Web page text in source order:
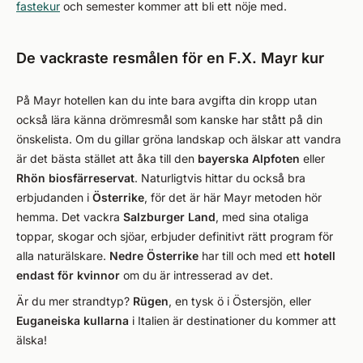
fastekur och semester kommer att bli ett nöje med.
De vackraste resmålen för en F.X. Mayr kur
På Mayr hotellen kan du inte bara avgifta din kropp utan
också lära känna drömresmål som kanske har stått på din
önskelista. Om du gillar gröna landskap och älskar att vandra
är det bästa stället att åka till den bayerska Alpfoten eller
Rhön biosfärreservat. Naturligtvis hittar du också bra
erbjudanden i Österrike, för det är här Mayr metoden hör
hemma. Det vackra Salzburger Land, med sina otaliga
toppar, skogar och sjöar, erbjuder definitivt rätt program för
alla naturälskare. Nedre Österrike har till och med ett hotell
endast för kvinnor om du är intresserad av det.
Är du mer strandtyp? Rügen, en tysk ö i Östersjön, eller
Euganeiska kullarna i Italien är destinationer du kommer att
älska!